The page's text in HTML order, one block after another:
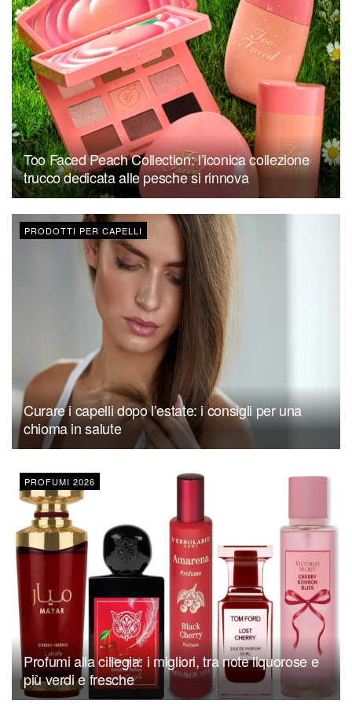
Too Faced Peach Collection: l’iconica collezione
trucco dedicata alle pesche si rinnova
PRODOTTI PER CAPELLI
Curare i capelli dopo l’estate: i consigli per una
chioma in salute
PROFUMI 2026
Profumi alla ciliegia: i migliori, tra note liquorose e
più verdi e fresche